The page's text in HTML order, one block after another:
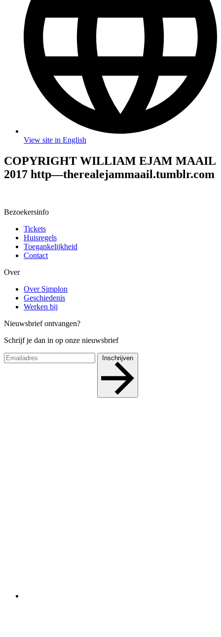
View site in English
COPYRIGHT WILLIAM EJAM MAAIL
2017 http—therealejammaail.tumblr.com
Bezoekersinfo
Tickets
Huisregels
Toegankelijkheid
Contact
Over
Over Simplon
Geschiedenis
Werken bij
Nieuwsbrief ontvangen?
Schrijf je dan in op onze nieuwsbrief
Inschrijven